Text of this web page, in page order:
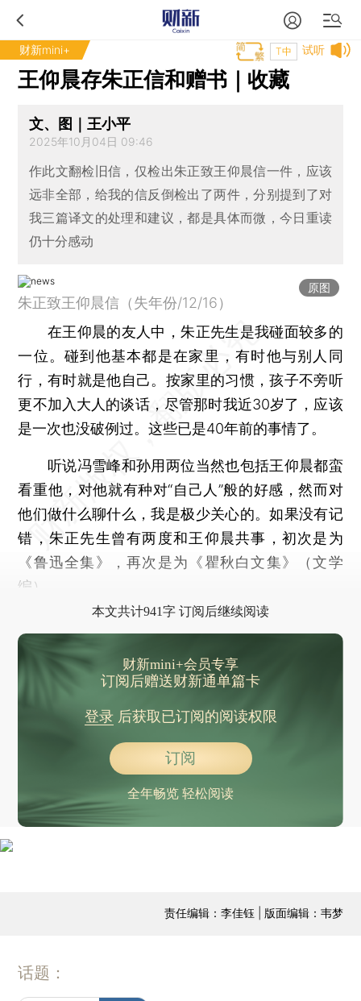
财新mini+ 试听
T中
王仰晨存朱正信和赠书｜收藏
文、图｜王小平
2025年10月04日 09:46
作此文翻检旧信，仅检出朱正致王仰晨信一件，应该
远非全部，给我的信反倒检出了两件，分别提到了对
我三篇译文的处理和建议，都是具体而微，今日重读
仍十分感动
原图
朱正致王仰晨信（失年份/12/16）
在王仰晨的友人中，朱正先生是我碰面较多的
一位。碰到他基本都是在家里，有时他与别人同
行，有时就是他自己。按家里的习惯，孩子不旁听
更不加入大人的谈话，尽管那时我近30岁了，应该
是一次也没破例过。这些已是40年前的事情了。
听说冯雪峰和孙用两位当然也包括王仰晨都蛮
看重他，对他就有种对“自己人”般的好感，然而对
他们做什么聊什么，我是极少关心的。如果没有记
错，朱正先生曾有两度和王仰晨共事，初次是为
《鲁迅全集》，再次是为《瞿秋白文集》（文学
编）。
本文共计941字 订阅后继续阅读
财新mini+会员专享
订阅后赠送财新通单篇卡
登录后获取已订阅的阅读权限
订阅
全年畅览 轻松阅读
责任编辑：李佳钰 | 版面编辑：韦梦
话题：